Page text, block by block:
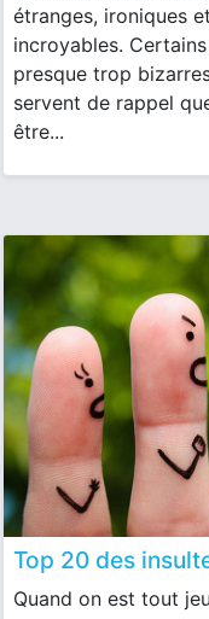
étranges, ironiques
incroyables.
presque trop
servent de rappel
être...
Top 20 des
Quand on est tout